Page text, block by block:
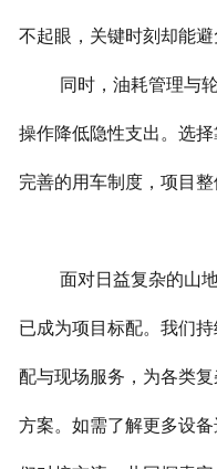
不起眼，关键时刻却能避
同时，油耗管理与
操作降低隐性支出。选
完善的用车制度，项目整
面对日益复杂的山
已成为项目标配。我们
配与现场服务，为各类
方案。如需了解更多设